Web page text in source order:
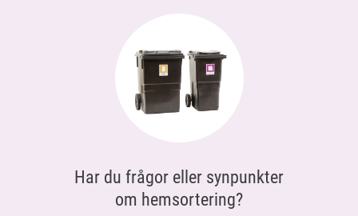
Har du frågor eller synpunkter
om hemsortering?